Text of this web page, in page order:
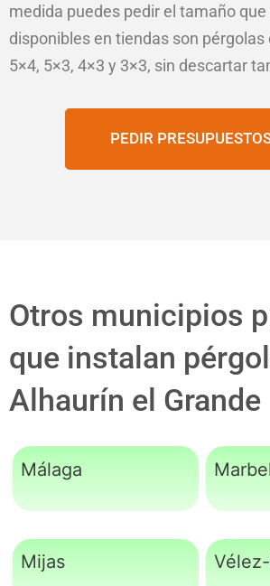
medida puedes pedir el tamaño
disponibles en tiendas son pérgolas
5×4, 5×3, 4×3 y 3×3, sin descartar
PEDIR
Otros municipios
que instalan
Alhaurín el Grande
Málaga
Mijas